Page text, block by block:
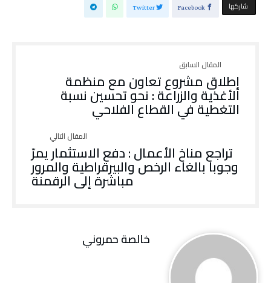
‫‫ شاركها‬ Facebook
Twitter
إطلاق مشروع تعاون مع منظمة
الأغذية والزراعة : نحو تحسين نسبة
التغطية في القطاع الفلاحي
تراجع مناخ الأعمال : دفع الاستثمار يمرّ
وجوبا بالغاء الرخص والبيرقراطية والمرور
مباشرة إلى الرقمنة
خالصة حمروني